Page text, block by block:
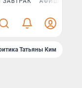
Татьяны Ким